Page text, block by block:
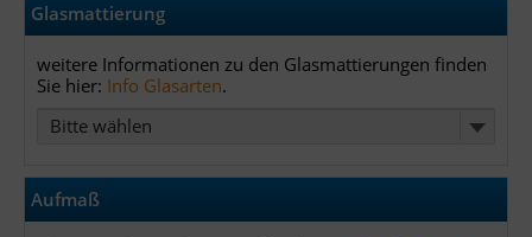
Glasmattierung
weitere Informationen zu den Glasmattierungen finden
Sie hier: Info Glasarten.
Bitte wählen
Aufmaß